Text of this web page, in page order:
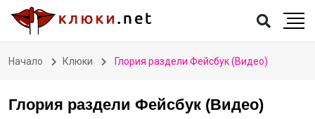
Начало Клюки Глория раздели Фейсбук (Видео)
Глория раздели Фейсбук (Видео)